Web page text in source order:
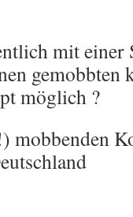
mit einer
gemobbten
möglich ?
mobbenden